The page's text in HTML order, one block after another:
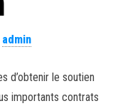
admin
d’obtenir le soutien
importants contrats